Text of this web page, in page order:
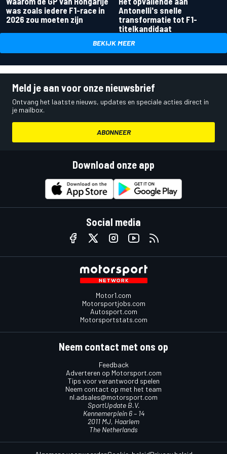
was zoals iedere F1-race in
2026 zou moeten zijn
Antonelli's snelle
transformatie tot F1-
titelkandidaat
BEKIJK MEER
Meld je aan voor onze nieuwsbrief
Ontvang het laatste nieuws, updates en speciale acties direct in
je mailbox.
ABONNEER
Download onze app
Social media
Motor1.com
Motorsportjobs.com
Autosport.com
Motorsportstats.com
Neem contact met ons op
Feedback
Adverteren op Motorsport.com
Tips voor verantwoord spelen
Neem contact op met het team
nl.adsales@motorsport.com
SportUpdate B.V.
Kennemerplein 6 – 14
2011 MJ, Haarlem
The Netherlands